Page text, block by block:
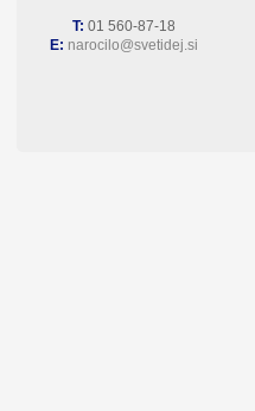
T: 01 560-87-18
E: narocilo@svetidej.si